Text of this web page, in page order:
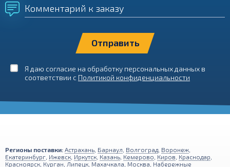
Комментарий к заказу
Я даю согласие на обработку персональных данных в
соответствии с Политикой конфиденциальности
Регионы поставки: Астрахань Барнаул Волгоград Воронеж
Екатеринбург Ижевск Иркутск Казань Кемерово Киров Краснодар
Красноярск Курган Липецк Махачкала Москва Набережные